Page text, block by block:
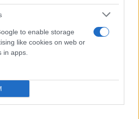
to enable storage
like cookies on web or
in apps.